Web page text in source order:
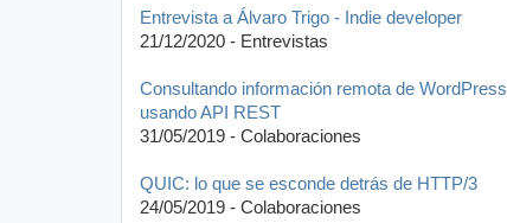
Entrevista a Álvaro Trigo - Indie developer
21/12/2020 - Entrevistas
Consultando información remota de WordPress
usando API REST
31/05/2019 - Colaboraciones
QUIC: lo que se esconde detrás de HTTP/3
24/05/2019 - Colaboraciones